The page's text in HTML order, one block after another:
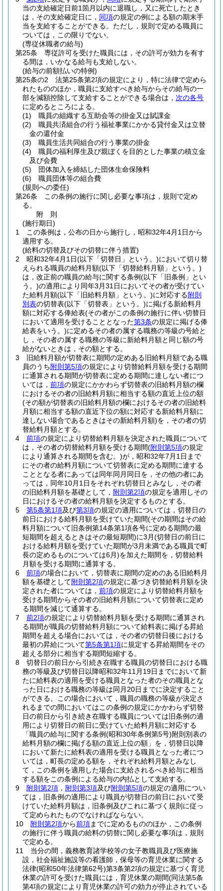
当の支給確定日前1箇月以内に退職し，又に死亡したとき
は，その支給確定日に， 同項の規定の例による額の期末手
当を支給することができる。 ただし，規則で定める職員に
ついては，この限りでない。
(専従休職者の給与)
第25条
専従許可を受けた職員には，その許可が効力を有す
る間は，いかなる給与も支給しない。
(給与の前額払いの特例)
第25条の2
法第25条第2項の規定により，特に法律で定めら
れたもののほか，職員に支給すべき給与からその給与の一
部を減額控除して支給することができる場合は， 次の各号
に定めるところによる。
(1)
職員の組織する互助会等の掛金又は賦課金
(2)
職員共済組合の行う福祉事業にかかる貸付金又は立替
金の還付金
(3)
職員生活共同組合の行う事業の掛金
(4)
職員の福利厚生及び親ぼくを目的とした事業の積立金
及び会費
(5)
団体加入を締結した団体生命保険料
(6)
職員団体等の組合費
(規則への委任)
第26条
この条例の施行に関し必要な事項は，規則で定め
る。
附 則
(施行期日)
1
この条例は，公布の日から施行し，昭和32年4月1日から
適用する。
(給料の切替及びその切替に伴う措置)
2
昭和32年4月1日(以下「切替日」という。)において切り替
えられる職員の給料月額(以下「切替給料月額」という。)
は，改正前の職員の給与に関する条例(以下「旧条例」とい
う。)の適用により同年3月31日においてその者が受けてい
た給料月額(以下「旧給料月額」という。)に対応する附則
別表の切替表(以下「切替表」という。)に掲げる新給料月
額に対応する俸給表(その者がこの条例の施行に伴い切替日
において適用を受けることとなった第3条の規定に掲げる俸
給表をいう。)に定めるその者の属する職務の等級の号給と
し，その者の属する職務の等級に新給料月額と同じ額の号
給がないときは，その額とする。
3
旧給料月額が切替表に期間の定めある旧給料月額である職
員のうち附則第5項の規定により切替給料月額を受ける期間
に通算される期間が切替表に定める期間に達しない者につ
いては， 前項の規定にかかわらず切替表の旧給料月額の欄
におけるその者の旧給料月額に相当する額の直近上位の額
(その額が切替表の旧給料月額の欄におけるその者の旧給料
月額に相当する額の直近下位の額に対応する新給料月額に
達しない場合であるときはその新給料月額)を，その者の切
替給料月額とする。
4
前項の規定により切替給料月額を決定された職員について
は，その者の切替給料月額を受ける期間(附則第5項の規定
により通算される期間を含む。)が，昭和32年7月1日まで
にその者の給料月額について切替表に定める期間に達する
こととなる者にあっては同年同月同日を，その他の者にあ
っては，同年10月1日をそれぞれ切替日とみなし，その者
の旧給料月額を基礎として， 附則第2項の規定を適用しその
日におけるその者の給料月額を決定するものとする。
5
第5条第1項及び第3項の規定の適用については，切替日の
前日における給料月額を受けていた期間(その期間はその給
料月額について旧条例第14条第1項各号に定める期間の最
短期間を超えるときはその最短期間)に3月(切替日の前日に
おける給料月額を受けていた期間が3月未満である職員で町
長の定めるものについては6月)を加えた期間を，切替給料
月額を受ける期間に通算する。
6
前項の場合において，切替表に期間の定めのある旧給料月
額を基礎として附則第2項の規定に基づき切替給料月額を決
定された者については， 前項の規定により切替給料月額を
受ける期間からその者の旧給料月額について切替表に定め
る期間を減じて通算する。
7
前2項の規定により切替給料月額を受ける期間に通算され
る期間が職員の切替給料月額について給料表に掲げる昇給
期間を超える場合においては，その者の切替日後における
最初の昇給について第5条第1項に規定する昇給期間をその
超える部分に相当する期間短縮する。
8
切替日の前日から引続き在職する職員の切替日における職
務の等級及び切替日以降昭和32年11月19日までにおいて新
たに給料表の適用を受ける職員となった者のその職員とな
った日における職務の等級は同月20日までに決定すること
ができる。
この場合において，職員の職務の等級が決定さ
れるまでの間においてはこの条例の規定にかかわらず切替
日の前日から引き続き在職する職員については旧条例の適
用により切替日の前日に受けていた給料月額に対応する
「職員の給与に関する条例(昭和30年条例第5号)附則別表の
給料月額の欄に掲げる額の直近上位の額」を，切替日以降
において新たに給料表の適用を受ける職員となった者につ
いては，町長の定める額を，それぞれ給料月額とみなし
て，この条例を適用した場合に支給されるべき給与に相当
する額をこの条例による給与の内払として支給する。
9
附則第2項 ， 附則第3項及び附則第5項の規定の適用につい
ては，旧条例の適用により職員が切替日の前日において受
けていた給料月額は，旧条例及びこれに基づく規則に従っ
て定められたものでなければならない。
10
附則第2項から前項までに定めるもののほか，この条例
の施行に伴う職員の給料の切替に関し必要な事項は，規則
で定める。
11
当分の間，義務教育諸学校等の女子教職員及び医療施
設，社会福祉施設等の看護師，保母等の育児休業に関する
法律(昭和50年法律第62号)第3条第2項の規定に基づく育児
休業の許可を受けた職員には，育児休業の期間(同法第5条
第4項の規定により育児休業の許可の効力が停止されている